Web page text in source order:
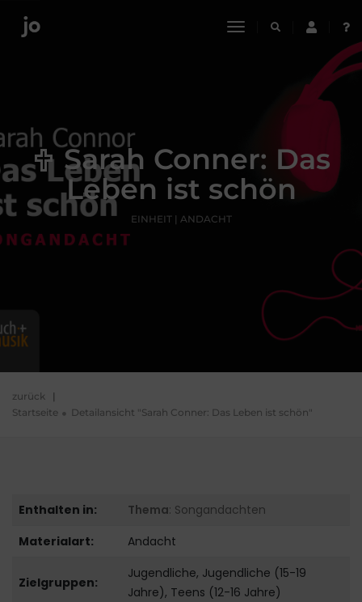
toggle
Sarah Conner: Das
Leben ist schön
EINHEIT | ANDACHT
zurück |
Startseite
Detailansicht "Sarah Conner: Das Leben ist schön"
Enthalten in: Thema: Songandachten
Materialart:
Andacht
Zielgruppen:
Jugendliche, Jugendliche (15-19
Jahre), Teens (12-16 Jahre)